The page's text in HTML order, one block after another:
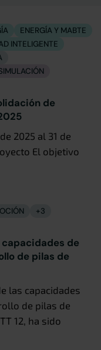
ENERGÍA Y MABTE
INTELIGENTE
de
2025 al 31 de
El objetivo
+3
capacidades de
de pilas de
las capacidades
de pilas de
12, ha sido